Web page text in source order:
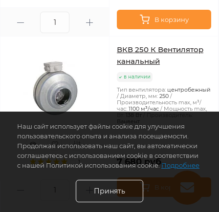
В корзину
1
ВКВ 250 К Вентилятор
канальный
в наличии
Тип вентилятора: центробежный
Диаметр, мм: 250
Производительность max, м³/
час: 1100 м³/час
Мощность max,
138 Вт
Ванвент
7 680 руб.
В корзину
Наш сайт использует файлы cookie для улучшения
пользовательского опыта и анализа посещаемости.
Продолжая использовать наш сайт, вы автоматически
соглашаетесь с использованием cookie в соответствии
с нашей Политикой использования cookie.Подробнее
Принять